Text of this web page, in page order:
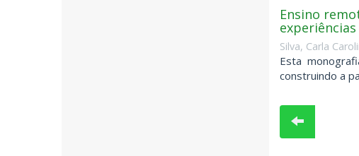
Ensino
Silva, Carla
Esta
construindo a